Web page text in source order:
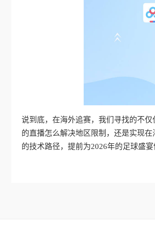
说到底，在海外追赛，我们寻找的不
的直播怎么解决地区限制，还是实现
的技术路径，提前为2026年的足球盛